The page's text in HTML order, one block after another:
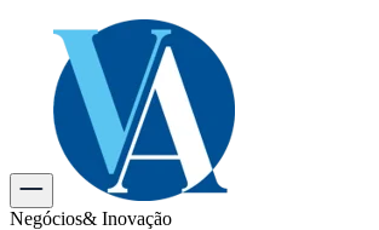
Explore Tudo
Últimas Notícias
Previsão do Tempo
Dia a Dia & Lazer
Gastronomia
Cinema & Shows
Para Sua Empresa
Negócios& Inovação